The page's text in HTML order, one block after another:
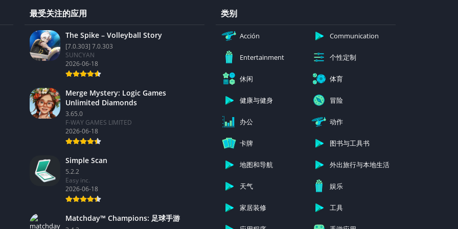
最受关注的应用
The Spike – Volleyball Story
[7.0.303] 7.0.303
SUNCYAN
2026-06-18
Merge Mystery: Logic Games
Unlimited Diamonds
3.65.0
F-WAY GAMES LIMITED
2026-06-18
Simple Scan
5.2.2
Easy inc.
2026-06-18
Matchday™ Champions: 足球手游
类别
Acción Communication
Entertainment 个性定制
休闲 体育
健康与健身 冒险
办公 动作
卡牌 图书与工具书
地图和导航 外出旅行与本地生活
天气 娱乐
家居装修 工具